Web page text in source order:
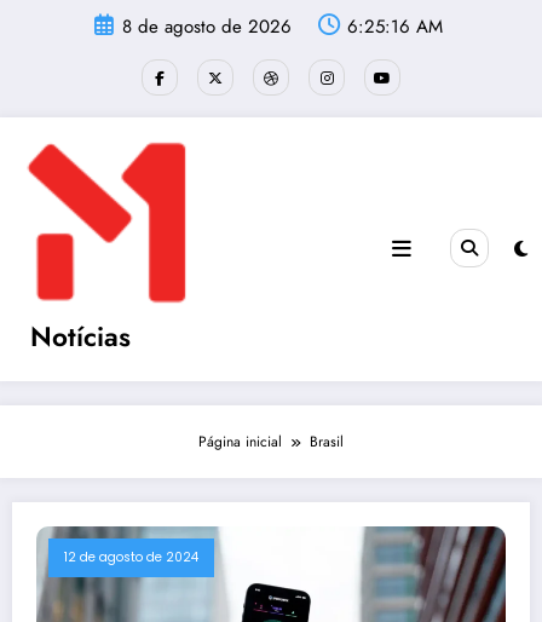
8 de agosto de 2026 6:25:16 AM
Notícias
Página inicial Brasil
12 de agosto de 2024